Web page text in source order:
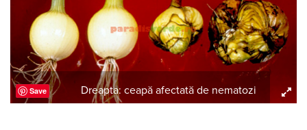
Save Dreapta: ceapă afectată de nematozi